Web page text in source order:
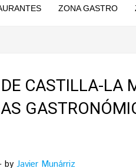
ZONA GASTRO
CASTILLA-LA
by Javier Munárriz